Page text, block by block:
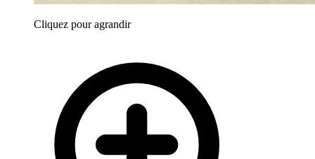
Cliquez pour agrandir